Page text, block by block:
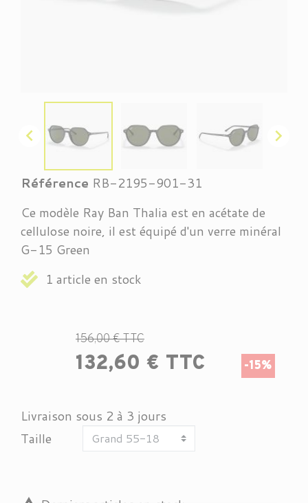
 
Référence RB-2195-901-31
Ce modèle Ray Ban Thalia est en acétate de
cellulose noire, il est équipé d'un verre minéral
G-15 Green
1 article en stock
156,00 € TTC
132,60 € TTC -15%
Livraison sous 2 à 3 jours
Taille